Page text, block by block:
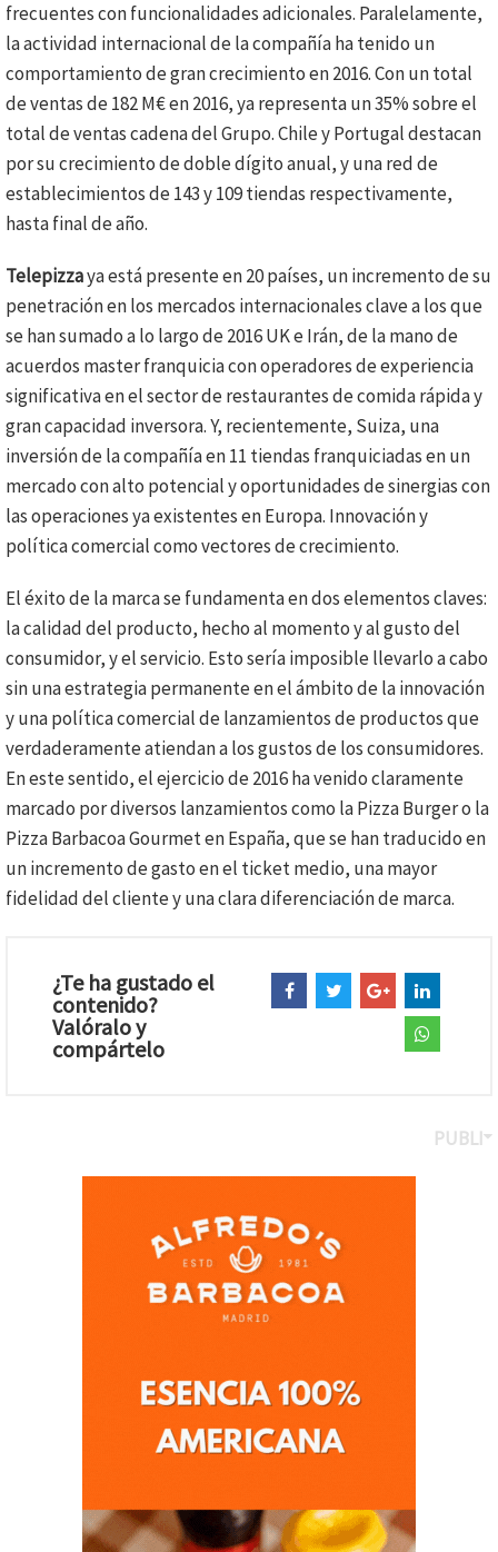
frecuentes con funcionalidades adicionales. Paralelamente,
la actividad internacional de la compañía ha tenido un
comportamiento de gran crecimiento en 2016. Con un total
de ventas de 182 M€ en 2016, ya representa un 35% sobre el
total de ventas cadena del Grupo. Chile y Portugal destacan
por su crecimiento de doble dígito anual, y una red de
establecimientos de 143 y 109 tiendas respectivamente,
hasta final de año.
Telepizzaya está presente en 20 países, un incremento de su
penetración en los mercados internacionales clave a los que
se han sumado a lo largo de 2016 UK e Irán, de la mano de
acuerdos master franquicia con operadores de experiencia
significativa en el sector de restaurantes de comida rápida y
gran capacidad inversora. Y, recientemente, Suiza, una
inversión de la compañía en 11 tiendas franquiciadas en un
mercado con alto potencial y oportunidades de sinergias con
las operaciones ya existentes en Europa. Innovación y
política comercial como vectores de crecimiento.
El éxito de la marca se fundamenta en dos elementos claves:
la calidad del producto, hecho al momento y al gusto del
consumidor, y el servicio. Esto sería imposible llevarlo a cabo
sin una estrategia permanente en el ámbito de la innovación
y una política comercial de lanzamientos de productos que
verdaderamente atiendan a los gustos de los consumidores.
En este sentido, el ejercicio de 2016 ha venido claramente
marcado por diversos lanzamientos como la Pizza Burger o la
Pizza Barbacoa Gourmet en España, que se han traducido en
un incremento de gasto en el ticket medio, una mayor
fidelidad del cliente y una clara diferenciación de marca.
¿Te ha gustado el
contenido?
Valóralo y
compártelo
PUBLI